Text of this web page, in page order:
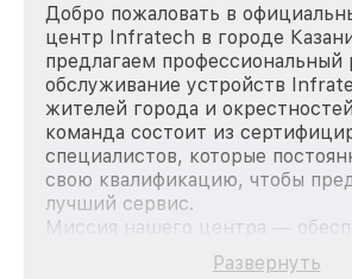
Добро пожаловать в
центр Infratech в городе
предлагаем профессиональный
обслуживание устройств
жителей города и
команда состоит из
специалистов, которые
свою квалификацию, чтобы
лучший сервис.
Миссия нашего центра —
качественный и доступный
каждого пользователя
Развернуть